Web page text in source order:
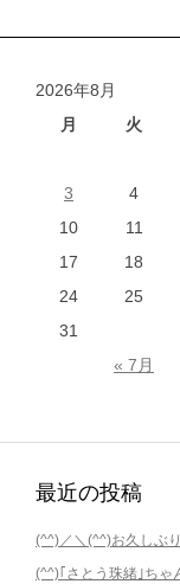
稿
ビ2026年8月
月
火
« 7月
3
4
10
11
17
18
24
25
31
最近の投稿
(^^)／＼(^^)お久しぶ
(^^)｢さとう珠緒｣ちゃ